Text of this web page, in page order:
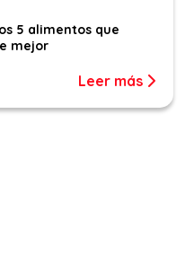
5 alimentos que
mejor
Leer más